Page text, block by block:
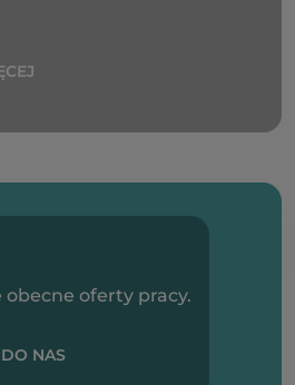
obecne oferty pracy.
NAS